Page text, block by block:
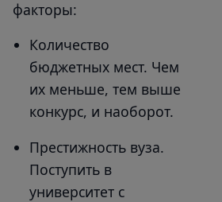
факторы:
Количество
бюджетных мест. Чем
их меньше, тем выше
конкурс, и наоборот.
Престижность вуза.
Поступить в
университет с